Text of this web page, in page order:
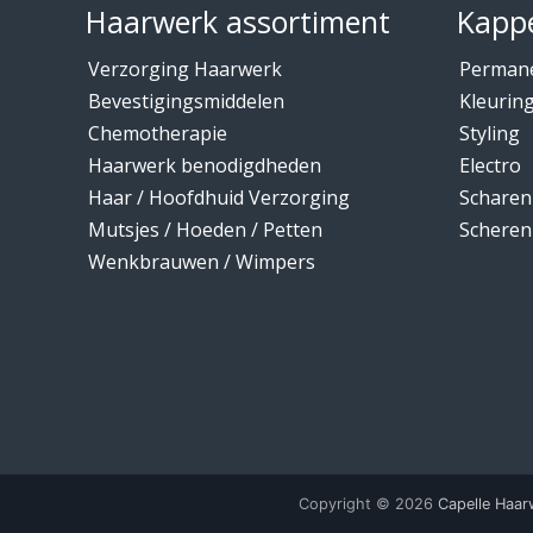
Haarwerk assortiment
Verzorging Haarwerk
Bevestigingsmiddelen
Chemotherapie
Haarwerk benodigdheden
Haar / Hoofdhuid Verzorging
Mutsjes / Hoeden / Petten
Wenkbrauwen / Wimpers
Styling
Electro
Scheren
Copyright © 2026 Capelle